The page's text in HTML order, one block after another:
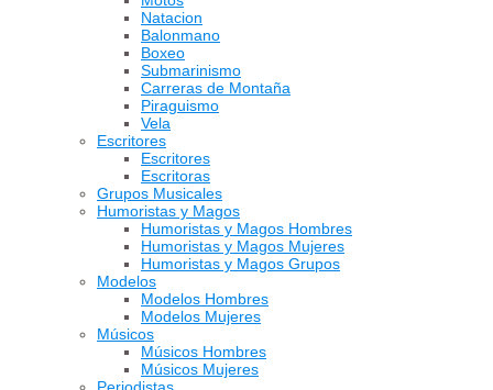
Natacion
Balonmano
Boxeo
Submarinismo
Carreras de Montaña
Piraguismo
Vela
Escritores
Escritores
Escritoras
Grupos Musicales
Humoristas y Magos
Humoristas y Magos Hombres
Humoristas y Magos Mujeres
Humoristas y Magos Grupos
Modelos
Modelos Hombres
Modelos Mujeres
Músicos
Músicos Hombres
Músicos Mujeres